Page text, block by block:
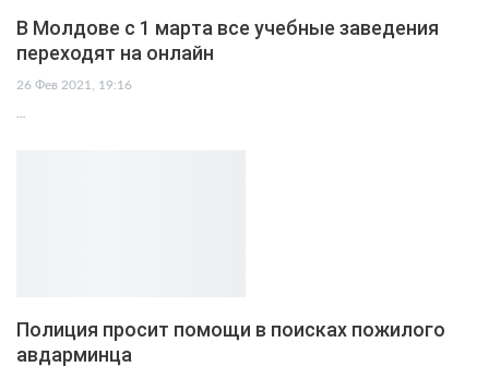
В Молдове с 1 марта все учебные заведения
переходят на онлайн
26 Фев 2021, 19:16
…
Полиция просит помощи в поисках пожилого
авдарминца